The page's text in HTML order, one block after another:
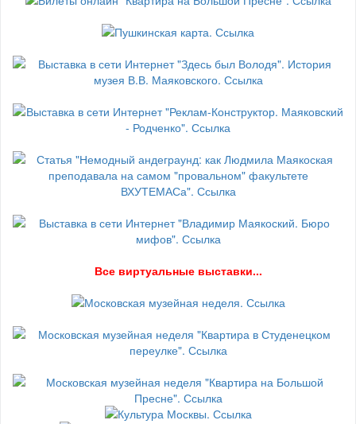
Все виртуальные выставки...